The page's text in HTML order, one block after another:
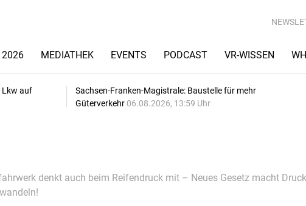
2026 MEDIATHEK EVENTS PODCAST VR-WISSEN
Lkw auf
Sachsen-Franken-Magistrale: Baustelle für mehr
Güterverkehr 06.08.2026, 13:59 Uhr
denkt auch beim Reifendruck mit – Neues Gesetz macht